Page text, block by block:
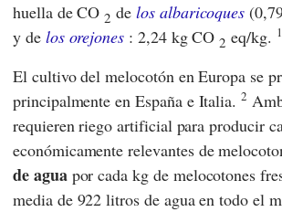
huella de CO2 delos albaricoques
y de los orejones : 2,24 kg CO2 eq/kg.
El cultivo del melocotón en Europa se
principalmente en España e Italia.2
requieren riego artificial para producir
económicamente relevantes de
de aguapor cada kg de melocotones
media de 922 litros de agua en todo el